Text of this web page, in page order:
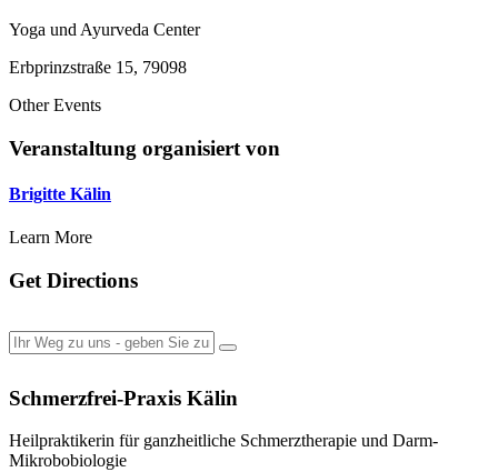
Yoga und Ayurveda Center
Erbprinzstraße 15, 79098
Other Events
Veranstaltung organisiert von
Brigitte Kälin
Learn More
Get Directions
Schmerzfrei-Praxis Kälin
Heilpraktikerin für ganzheitliche Schmerztherapie und Darm-
Mikrobobiologie